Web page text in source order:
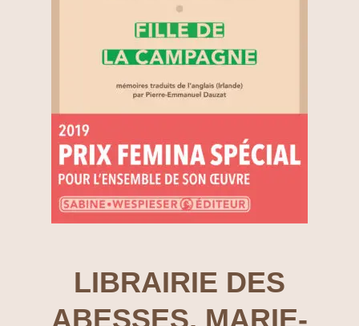
LIBRAIRIE DES
ABESSES, MARIE-